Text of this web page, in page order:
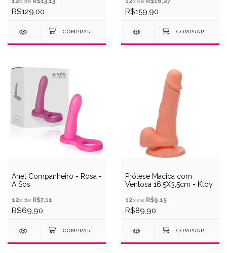
R$129,00 R$159,90
Anel Companheiro - Rosa -
A Sós
12x de R$7,11
R$69,90
Prótese Maciça com
Ventosa 16,5X3,5cm - Ktoy
12x de R$9,15
R$89,90